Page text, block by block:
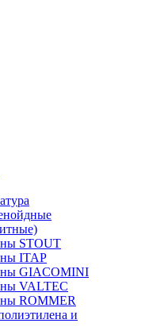
STOUT
ITAP
GIACOMINI
VALTEC
ROMMER
и